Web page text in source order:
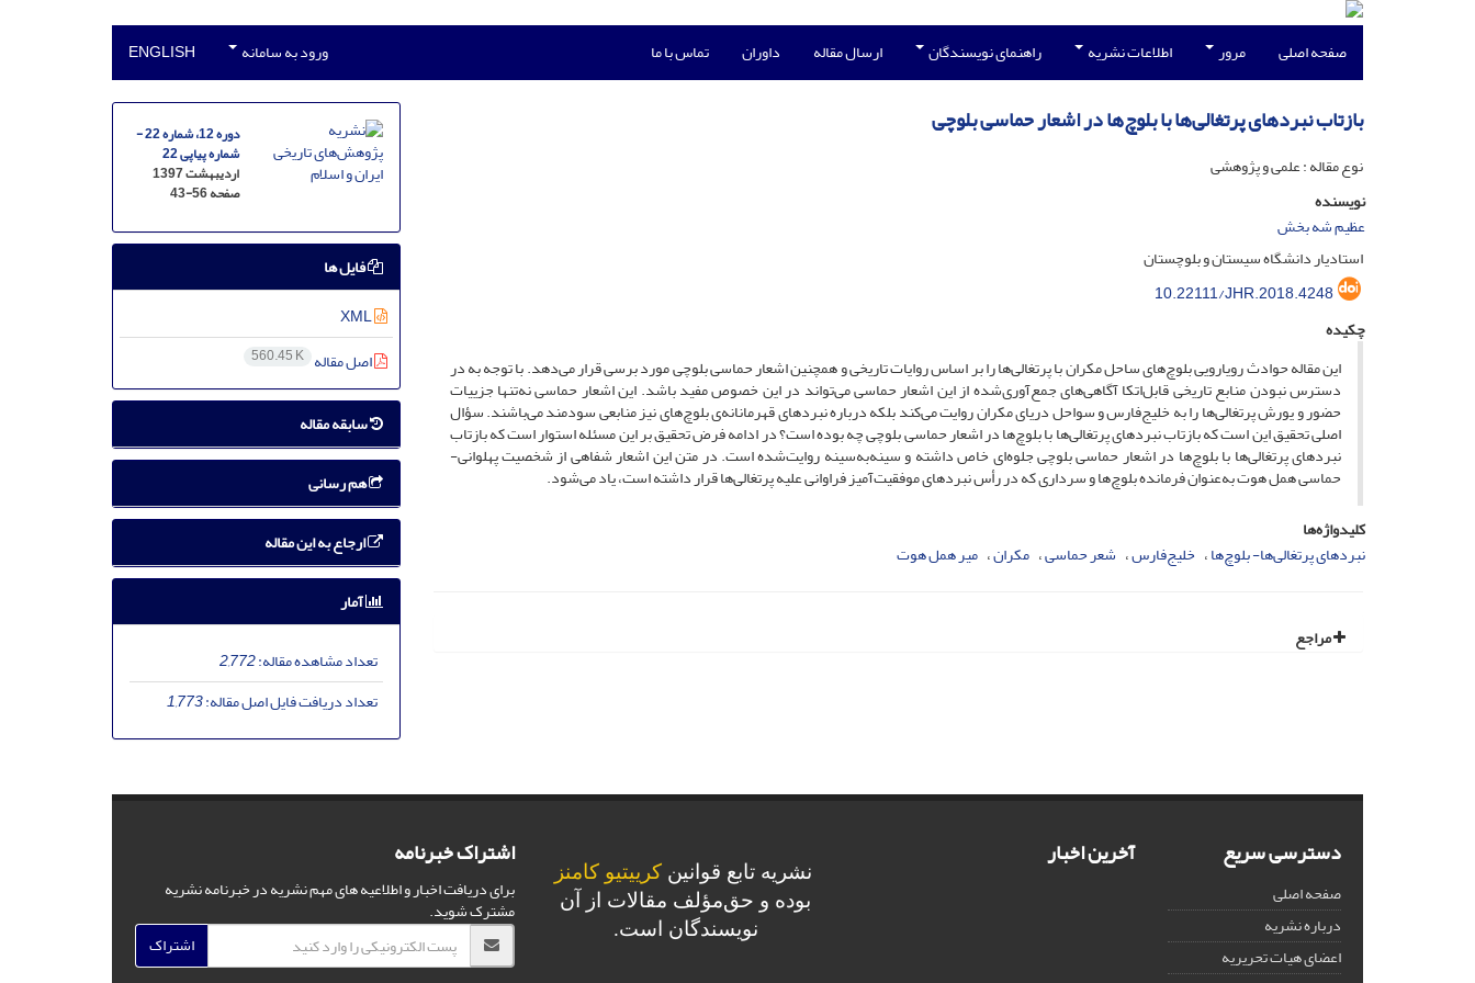
صفحه اصلی مرور اطلاعات نشریه راهنمای نویسندگان ارسال مقاله داوران تماس با ما ورود به سامانه ENGLISH
بازتاب نبردهای پرتغالی‌ها با بلوچ‌ها در اشعار حماسی بلوچی
نوع مقاله : علمی و پژوهشی
نویسنده
عظیم شه بخش
استادیار دانشگاه سیستان و بلوچستان
10.22111/JHR.2018.4248
چکیده
این مقاله حوادث رویارویی بلوچ‌های ساحل مکران با پرتغالی‌ها را بر اساس روایات تاریخی و همچنین اشعار حماسی بلوچی مورد برسی قرار می‌دهد. با توجه به در
دسترس نبودن منابع تاریخی قابل‌اتکا آگاهی‌های جمع‌آوری‌شده از این اشعار حماسی می‌تواند در این خصوص مفید باشد. این اشعار حماسی نه‌تنها جزییات
حضور و یورش پرتغالی‌ها را به خلیج‌فارس و سواحل دریای مکران روایت می‌کند بلکه درباره نبردهای قهرمانانه‌ی بلوچ‌های نیز منابعی سودمند می‌باشند. سؤال
اصلی تحقیق این است که بازتاب نبردهای پرتغالی‌ها با بلوچ‌ها در اشعار حماسی بلوچی چه بوده است؟ در ادامه فرض تحقیق بر این مسئله استوار است که بازتاب
نبردهای پرتغالی‌ها با بلوچ‌ها در اشعار حماسی بلوچی جلوه‌ای خاص داشته و سینه‌به‌سینه روایت‌شده است. در متن این اشعار شفاهی از شخصیت پهلوانی-
حماسی همل هوت به‌عنوان فرمانده بلوچ‌ها و سرداری که در رأس نبردهای موفقیت‌آمیز فراوانی علیه پرتغالی‌ها قرار داشته است، یاد می‌شود.
کلیدواژه‌ها
نبردهای پرتغالی‌ها- بلوچ‌ها خلیج‌فارس شعر حماسی مکران میر همل هوت
مراجع
دوره 12، شماره 22 -
شماره پیاپی 22
اردیبهشت 1397
صفحه43-56
فایل ها
XML
اصل مقاله 560.45 K
سابقه مقاله
هم رسانی
ارجاع به این مقاله
آمار
تعداد مشاهده مقاله:2,772
تعداد دریافت فایل اصل مقاله:1,773
دسترسی سریع
صفحه اصلی
درباره نشریه
اعضای هیات تحریریه
آخرین اخبار نشریه تابع قوانین کرییتیو کامنز
بوده و حق‌مؤلف مقالات از آن
نویسندگان است.
اشتراک خبرنامه
برای دریافت اخبار و اطلاعیه های مهم نشریه در خبرنامه نشریه
مشترک شوید.
اشتراک